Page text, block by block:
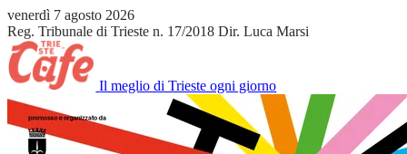
venerdì 7 agosto 2026
Reg. Tribunale di Trieste n. 17/2018 Dir. Luca Marsi
Il meglio di Trieste ogni giorno